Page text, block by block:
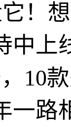
！
中上
10
一路